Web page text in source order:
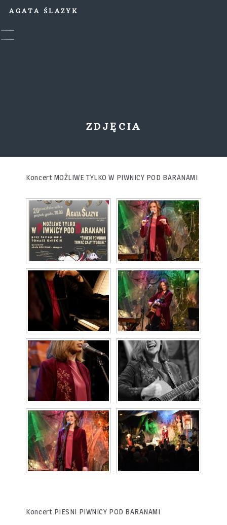
AGATA ŚLAZYK
ZDJĘCIA
Koncert MOŻLIWE TYLKO W PIWNICY POD BARANAMI
Koncert PIESNI PIWNICY POD BARANAMI